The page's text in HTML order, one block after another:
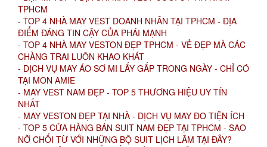
TPHCM
- TOP 4 NHÀ MAY VEST DOANH NHÂN TẠI TPHCM - ĐỊA
ĐIỂM ĐÁNG TIN CẬY CỦA PHÁI MẠNH
- TOP 4 NHÀ MAY VESTON ĐẸP TPHCM - VẺ ĐẸP MÀ CÁC
CHÀNG TRAI LUÔN KHAO KHÁT
- DỊCH VỤ MAY ÁO SƠ MI LẤY GẤP TRONG NGÀY - CHỈ CÓ
TẠI MON AMIE
- MAY VEST NAM ĐẸP - TOP 5 THƯƠNG HIỆU UY TÍN
NHẤT
- MAY VESTON ĐẸP TẠI NHÀ - DỊCH VỤ MAY ĐO TIỆN ÍCH
- TOP 5 CỬA HÀNG BÁN SUIT NAM ĐẸP TẠI TPHCM - SAO
NỠ CHỐI TỪ VỚI NHỮNG BỘ SUIT LỊCH LÃM TẠI ĐÂY?